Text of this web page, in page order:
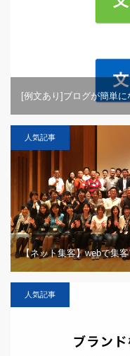
[例文あり]ブログが簡単
人気記事
【ネット集客】webで集
人気記事